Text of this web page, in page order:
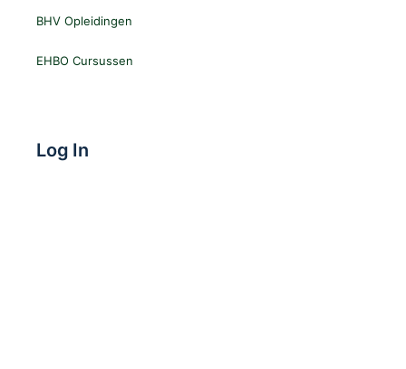
BHV Opleidingen
EHBO Cursussen
Log In